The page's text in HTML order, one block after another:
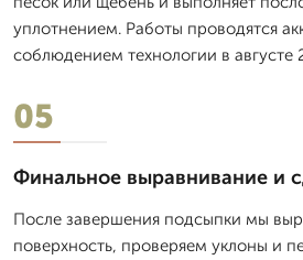
уплотнением. Работы проводятся
соблюдением технологии в августе
05
Финальное выравнивание и
После завершения подсыпки мы
поверхность, проверяем уклоны и